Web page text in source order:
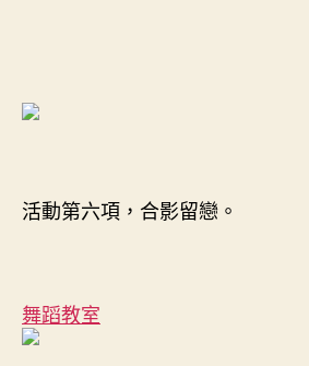
活動第六項，合影留戀。
舞蹈教室